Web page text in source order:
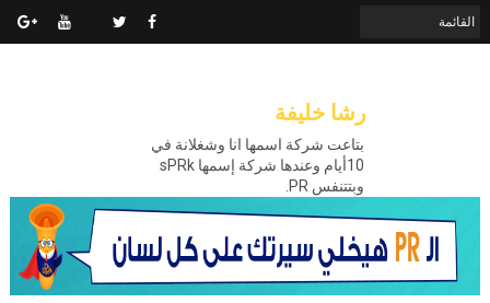
رشا خليفة
بتاعت شركة اسمها انا وشغلانة في
10أيام وعندها شركة إسمها sPRk
وبتتنفس PR.